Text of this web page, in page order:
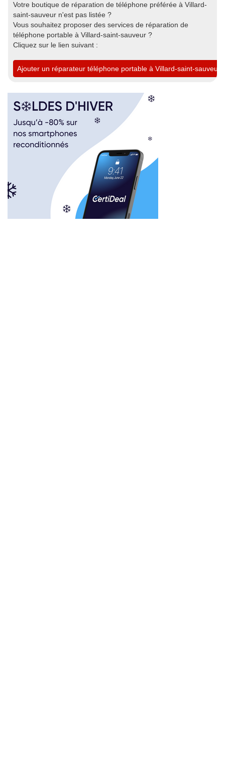
Votre boutique de réparation de téléphone préférée à Villard-
saint-sauveur n'est pas listée ?
Vous souhaitez proposer des services de réparation de
téléphone portable à Villard-saint-sauveur ?
Cliquez sur le lien suivant :
Ajouter un réparateur téléphone portable à Villard-saint-sauveur